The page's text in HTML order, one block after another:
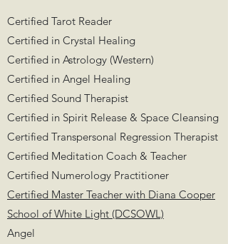
Certified Tarot Reader
Certified in Crystal Healing
Certified in Astrology (Western)
Certified in Angel Healing
Certified Sound Therapist
Certified in Spirit Release & Space Cleansing
Certified Transpersonal Regression Therapist
Certified Meditation Coach & Teacher
Certified Numerology Practitioner
Certified Master Teacher with Diana Cooper
School of White Light (DCSOWL)
Angel